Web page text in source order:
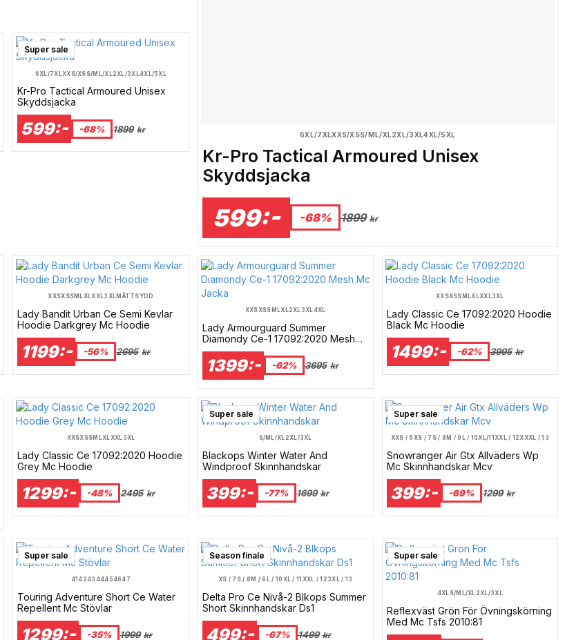
6XL/7XLXXS/XSS/ML/XL2XL/3XL4XL/5XL
Kr-Pro Tactical Armoured Unisex
Skyddsjacka
599:- -68% 1899 kr
Super sale
6XL/7XL XXS/XS S/M L/XL 2XL/3XL 4XL/5XL
Kr-Pro Tactical Armoured Unisex
Skyddsjacka
599:- -68% 1899 kr
XXSXSS M L XLXXL3XL MÅTTSYDD
Lady Bandit Urban Ce Semi Kevlar
Hoodie Darkgrey Mc Hoodie
1199:- -56% 2695 kr
XXS XSS M LXL2XL 3XL4XL
Lady Armourguard Summer
Diamondy Ce-1 17092:2020 Mesh
Mc Jacka
1399:- -62% 3695 kr
XXSXSS M LXLXXL3XL
Lady Classic Ce 17092:2020 Hoodie
Black Mc Hoodie
1499:- -62% 3995 kr
XXSXSS M LXL XXL 3XL
Lady Classic Ce 17092:2020 Hoodie
Grey Mc Hoodie
1299:- -48% 2495 kr
Super sale
S/M L/XL 2XL/3XL
Blackops Winter Water And
Windproof Skinnhandskar
399:- -77% 1699 kr
Super sale
XXS / 6 XS / 7 S / 8 M / 9 L / 10 XL/11 XXL / 12 XXXL / 13
Snowranger Air Gtx Allväders Wp
Mc Skinnhandskar Mcv
399:- -69% 1299 kr
Super sale
414243 44454647
Touring Adventure Short Ce Water
Repellent Mc Stövlar
1299:- -35% 1999 kr
Season finale
XS / 7 S / 8 M / 9 L / 10 XL / 11 XXL / 12 3XL / 13
Delta Pro Ce Nivå-2 Blkops Summer
Short Skinnhandskar Ds1
499:- -67% 1499 kr
Super sale
4XL S/M L/XL 2XL/3XL
Reflexväst Grön För Övningskörning
Med Mc Tsfs 2010:81